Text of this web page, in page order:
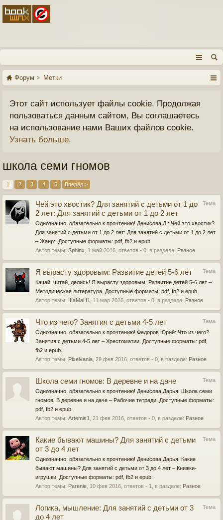
Форум Метки
Этот сайт использует файлы cookie. Продолжая
пользоваться данным сайтом, Вы соглашаетесь
на использование нами Ваших файлов cookie.
Узнать больше.
школа семи гномов
1 2 3 4 5 Вперёд >
Тема
Чей это хвостик? Для занятий с детьми от 1 до
2 лет: Для занятий с детьми от 1 до 2 лет
Однозначно, обязательно к прочтению! Денисова Д.: Чей это хвостик?
Для занятий с детьми от 1 до 2 лет: Для занятий с детьми от 1 до 2 лет
– Жанр:. Доступные форматы: pdf, fb2 и epub.
Автор темы: Sphinx 1 май 2016 , ответов - 0, в разделе: Разное
Тема
Я вырасту здоровым: Развитие детей 5-6 лет
Качай, читай, делись! Я вырасту здоровым: Развитие детей 5-6 лет –
Методическая литература. Доступные форматы: pdf, fb2 и epub.
Автор темы: IIIaMaH1 11 мар 2016 , ответов - 0, в разделе: Разное
Тема
Что из чего? Занятия с детьми 4-5 лет
Однозначно, обязательно к прочтению! Федоров Юрий: Что из чего?
Занятия с детьми 4-5 лет – Хрестоматии. Доступные форматы: pdf,
fb2 и epub.
Автор темы: Pixelvania 29 фев 2016 , ответов - 0, в разделе: Разное
Тема
Школа семи гномов: В деревне и на даче
Однозначно, обязательно к прочтению! Денисова Дарья: Школа семи
гномов: В деревне и на даче – Рабочие тетради. Доступные форматы:
pdf, fb2 и epub.
Автор темы: Artemis1 21 фев 2016 , ответов - 0, в разделе: Разное
Тема
Какие бывают машины? Для занятий с детьми
от 3 до 4 лет
Однозначно, обязательно к прочтению! Денисова Дарья: Какие
бывают машины? Для занятий с детьми от 3 до 4 лет – Книжки-
игрушки. Доступные форматы: pdf, fb2 и epub.
Автор темы: Parenie 10 фев 2016 , ответов - 1, в разделе: Разное
Тема
Логика, мышление: Для занятий с детьми от 3
до 4 лет